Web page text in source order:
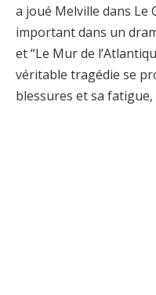
a joué Melville dans Le
important dans un
et “Le Mur de
véritable tragédie se
blessures et sa